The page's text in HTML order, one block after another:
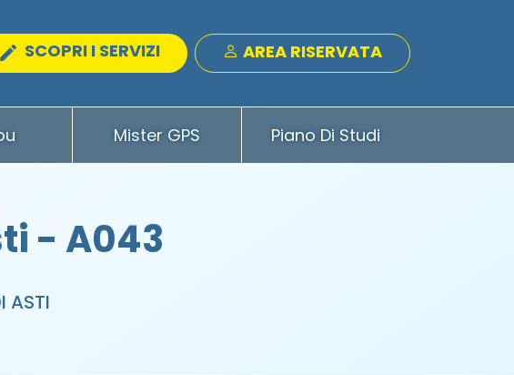
SCOPRI I SERVIZI AREA RISERVATA
Mister GPS Piano Di Studi
- A043
ASTI